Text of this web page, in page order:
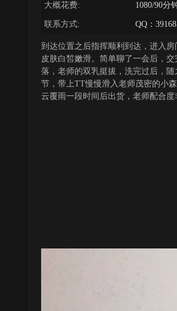
大概花费: 1080/90分
联系方式: QQ：
到达位置之后指挥顺利到达，进入
皮肤白皙嫩滑。简单聊了一会后，
落，老师的双乳挺拔，洗完过后，
节，带上TT慢慢滑入老师茂密的小
云覆雨一段时间后出货，老师配合